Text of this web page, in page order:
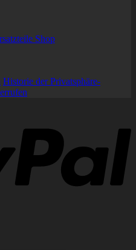
Shop
Historie der Privatsphäre-